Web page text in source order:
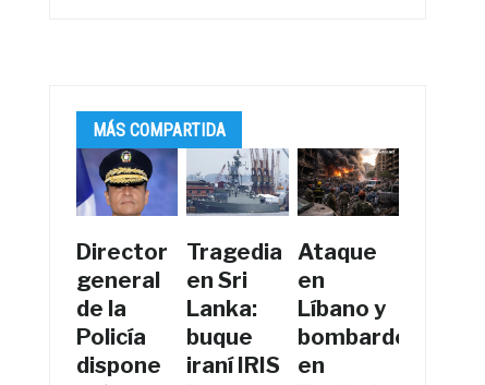
MÁS COMPARTIDA
Director
general
de la
Policía
dispone
Tragedia
en Sri
Lanka:
buque
iraní IRIS
Ataque
en
Líbano y
bombardeos
en